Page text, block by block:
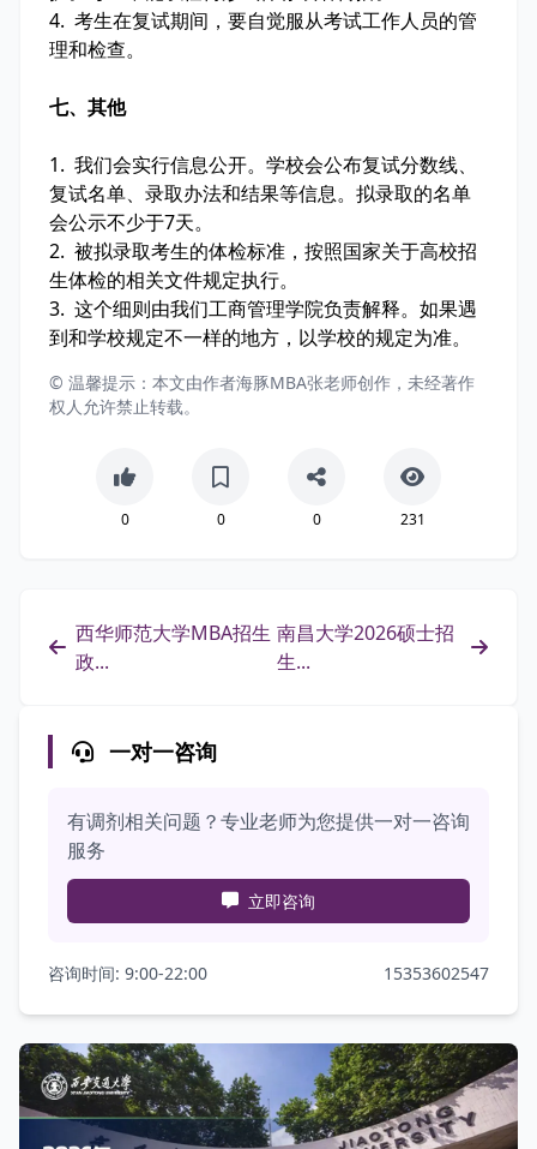
4. 考生在复试期间，要自觉服从考试工作人员的管
理和检查。
七、其他
1. 我们会实行信息公开。学校会公布复试分数线、
复试名单、录取办法和结果等信息。拟录取的名单
会公示不少于7天。
2. 被拟录取考生的体检标准，按照国家关于高校招
生体检的相关文件规定执行。
3. 这个细则由我们工商管理学院负责解释。如果遇
到和学校规定不一样的地方，以学校的规定为准。
© 温馨提示：本文由作者海豚MBA张老师创作，未经著作
权人允许禁止转载。
0 0 0 231
西华师范大学MBA招生
政...
南昌大学2026硕士招
生...
一对一咨询
有调剂相关问题？专业老师为您提供一对一咨询
服务
立即咨询
咨询时间: 9:00-22:00 15353602547